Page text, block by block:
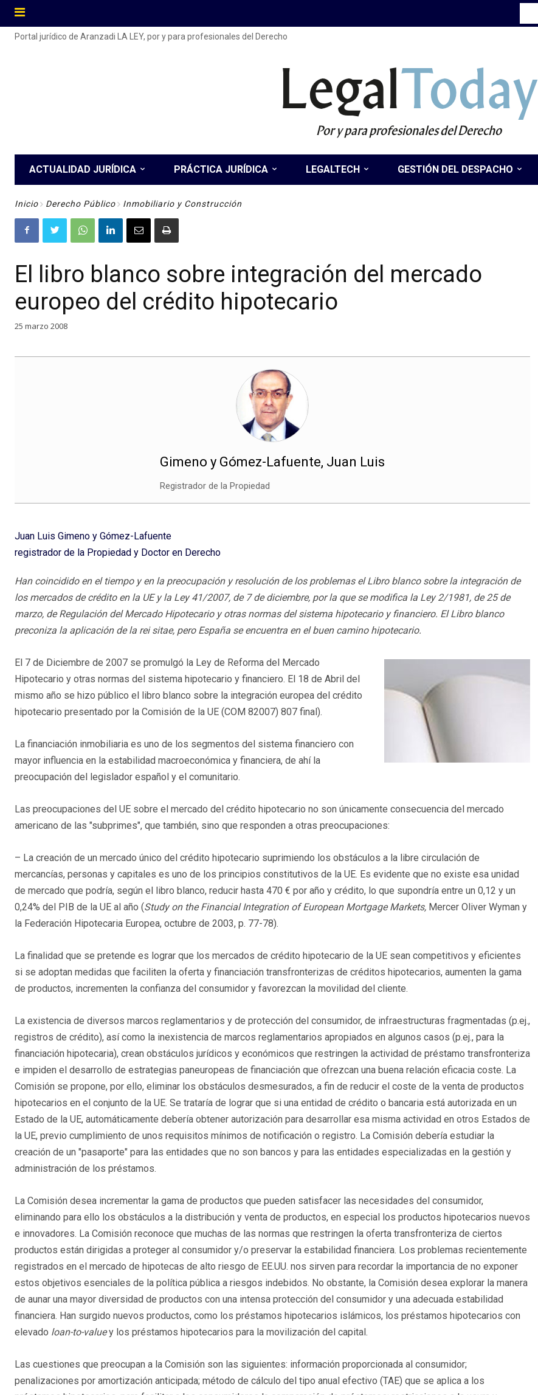
Portal jurídico de Aranzadi LA LEY, por y para profesionales del Derecho
LegalToday
Por y para profesionales del Derecho
ACTUALIDAD JURÍDICA PRÁCTICA JURÍDICA LEGALTECH GESTIÓN DEL DESPACHO
Inicio Derecho Público Inmobiliario y Construcción
El libro blanco sobre integración del mercado
europeo del crédito hipotecario
25 marzo 2008
Gimeno y Gómez-Lafuente, Juan Luis
Registrador de la Propiedad
Juan Luis Gimeno y Gómez-Lafuente
registrador de la Propiedad y Doctor en Derecho
Han coincidido en el tiempo y en la preocupación y resolución de los problemas el Libro blanco sobre la integración de
los mercados de crédito en la UE y la Ley 41/2007, de 7 de diciembre, por la que se modifica la Ley 2/1981, de 25 de
marzo, de Regulación del Mercado Hipotecario y otras normas del sistema hipotecario y financiero. El Libro blanco
preconiza la aplicación de la rei sitae, pero España se encuentra en el buen camino hipotecario.
El 7 de Diciembre de 2007 se promulgó la Ley de Reforma del Mercado
Hipotecario y otras normas del sistema hipotecario y financiero. El 18 de Abril del
mismo año se hizo público el libro blanco sobre la integración europea del crédito
hipotecario presentado por la Comisión de la UE (COM 82007) 807 final).
La financiación inmobiliaria es uno de los segmentos del sistema financiero con
mayor influencia en la estabilidad macroeconómica y financiera, de ahí la
preocupación del legislador español y el comunitario.
Las preocupaciones del UE sobre el mercado del crédito hipotecario no son únicamente consecuencia del mercado
americano de las "subprimes", que también, sino que responden a otras preocupaciones:
– La creación de un mercado único del crédito hipotecario suprimiendo los obstáculos a la libre circulación de
mercancías, personas y capitales es uno de los principios constitutivos de la UE. Es evidente que no existe esa unidad
de mercado que podría, según el libro blanco, reducir hasta 470 € por año y crédito, lo que supondría entre un 0,12 y un
0,24% del PIB de la UE al año (Study on the Financial Integration of European Mortgage Markets, Mercer Oliver Wyman y
la Federación Hipotecaria Europea, octubre de 2003, p. 77-78).
La finalidad que se pretende es lograr que los mercados de crédito hipotecario de la UE sean competitivos y eficientes
si se adoptan medidas que faciliten la oferta y financiación transfronterizas de créditos hipotecarios, aumenten la gama
de productos, incrementen la confianza del consumidor y favorezcan la movilidad del cliente.
La existencia de diversos marcos reglamentarios y de protección del consumidor, de infraestructuras fragmentadas (p.ej.,
registros de crédito), así como la inexistencia de marcos reglamentarios apropiados en algunos casos (p.ej., para la
financiación hipotecaria), crean obstáculos jurídicos y económicos que restringen la actividad de préstamo transfronteriza
e impiden el desarrollo de estrategias paneuropeas de financiación que ofrezcan una buena relación eficacia coste. La
Comisión se propone, por ello, eliminar los obstáculos desmesurados, a fin de reducir el coste de la venta de productos
hipotecarios en el conjunto de la UE. Se trataría de lograr que si una entidad de crédito o bancaria está autorizada en un
Estado de la UE, automáticamente debería obtener autorización para desarrollar esa misma actividad en otros Estados de
la UE, previo cumplimiento de unos requisitos mínimos de notificación o registro. La Comisión debería estudiar la
creación de un "pasaporte" para las entidades que no son bancos y para las entidades especializadas en la gestión y
administración de los préstamos.
La Comisión desea incrementar la gama de productos que pueden satisfacer las necesidades del consumidor,
eliminando para ello los obstáculos a la distribución y venta de productos, en especial los productos hipotecarios nuevos
e innovadores. La Comisión reconoce que muchas de las normas que restringen la oferta transfronteriza de ciertos
productos están dirigidas a proteger al consumidor y/o preservar la estabilidad financiera. Los problemas recientemente
registrados en el mercado de hipotecas de alto riesgo de EE.UU. nos sirven para recordar la importancia de no exponer
estos objetivos esenciales de la política pública a riesgos indebidos. No obstante, la Comisión desea explorar la manera
de aunar una mayor diversidad de productos con una intensa protección del consumidor y una adecuada estabilidad
financiera. Han surgido nuevos productos, como los préstamos hipotecarios islámicos, los préstamos hipotecarios con
elevado loan-to-valuey los préstamos hipotecarios para la movilización del capital.
Las cuestiones que preocupan a la Comisión son las siguientes: información proporcionada al consumidor;
penalizaciones por amortización anticipada; método de cálculo del tipo anual efectivo (TAE) que se aplica a los